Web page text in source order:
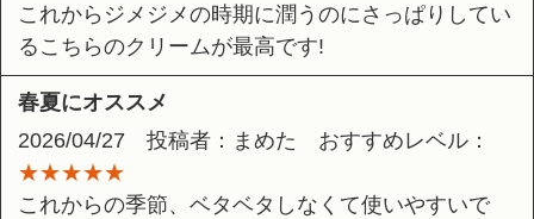
これからジメジメの時期に潤うのにさっぱりしてい
るこちらのクリームが最高です!
春夏にオススメ
2026/04/27 投稿者：まめた おすすめレベル：
★★★★★
これからの季節、ベタベタしなくて使いやすいで